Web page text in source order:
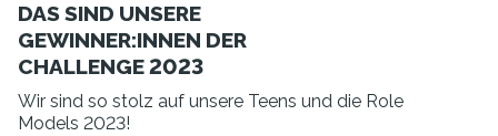
DAS SIND UNSERE
GEWINNER:INNEN DER
CHALLENGE 2023
Wir sind so stolz auf unsere Teens und die Role
Models 2023!